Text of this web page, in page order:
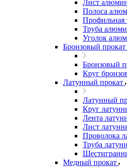
Лист
Полоса
Профильная
Труба
Уголок
Бронзовый прокат
Бронзовый
Круг
Латунный прокат
Латунный
Круг
Лента
Лист
Проволока
Труба
Медный прокат